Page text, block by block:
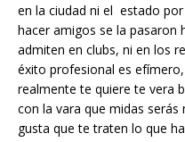
en la ciudad ni el estado
hacer amigos se la pasaron
admiten en clubs, ni en los
éxito profesional es
realmente te quiere te vera
con la vara que midas
gusta que te traten lo que